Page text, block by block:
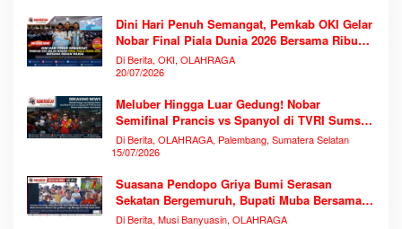
Dini Hari Penuh Semangat, Pemkab OKI Gelar
Nobar Final Piala Dunia 2026 Bersama Ribuan
Warga
Di Berita, OKI, OLAHRAGA
20/07/2026
Meluber Hingga Luar Gedung! Nobar
Semifinal Prancis vs Spanyol di TVRI Sumsel
Memecahkan Rekor Antusiasme
Di Berita, OLAHRAGA, Palembang, Sumatera Selatan
15/07/2026
Suasana Pendopo Griya Bumi Serasan
Sekatan Bergemuruh, Bupati Muba Bersama
Ribuan Warga Nobar Laga Bersejarah Piala
Di Berita, Musi Banyuasin, OLAHRAGA